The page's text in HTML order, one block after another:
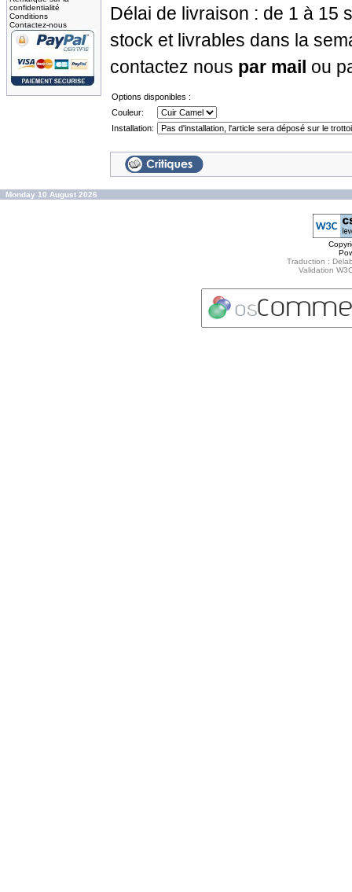
confidentialité
Conditions
Contactez-nous
Délai de livraison : de 1 à 15
stock et livrables dans la
contactez nous par mail ou
Options disponibles :
Couleur:
Installation:
Monday 10 August 2026
Traduction :
Validation